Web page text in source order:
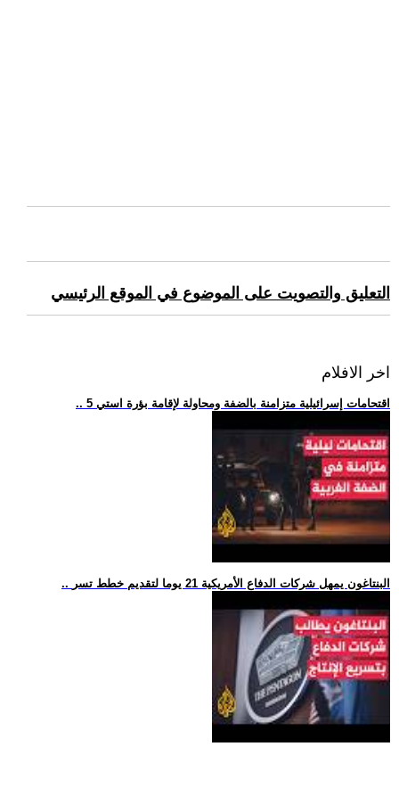
التعليق والتصويت على الموضوع في الموقع الرئيسي
اخر الافلام
.. 5 اقتحامات إسرائيلية متزامنة بالضفة ومحاولة لإقامة بؤرة استي
.. البنتاغون يمهل شركات الدفاع الأمريكية 21 يوما لتقديم خطط تسر